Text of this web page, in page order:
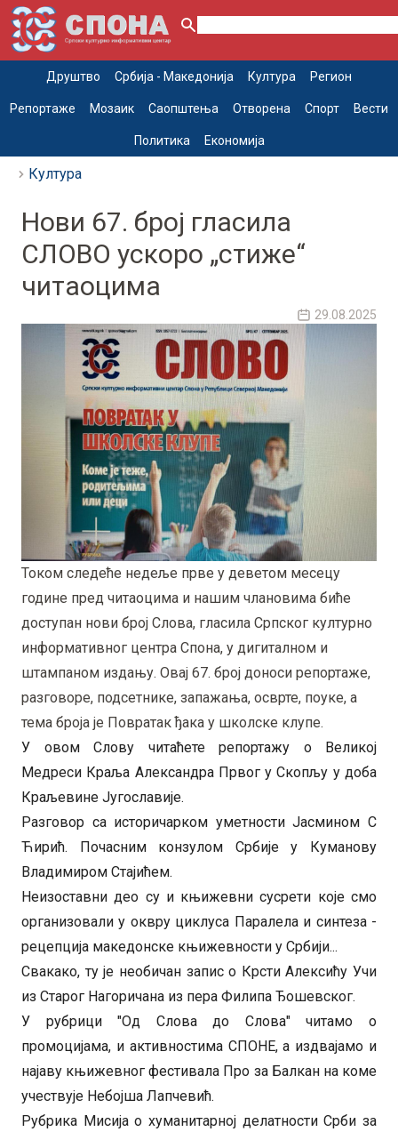
Друштво Србија - Македонија Култура Регион
Репортаже Мозаик Саопштења Отворена Спорт Вести
Политика Економија
Култура
Нови 67. број гласила
СЛОВО ускоро „стиже“
читаоцима
29.08.2025
Током следеће недеље прве у деветом месецу
године пред читаоцима и нашим члановима биће
доступан нови број Слова, гласила Српског културно
информативног центра Спона, у дигиталном и
штампаном издању. Овај 67. број доноси репортаже,
разговоре, подсетнике, запажања, осврте, поуке, а
тема броја је Повратак ђака у школске клупе.
У овом Слову читаћете репортажу о Великој
Медреси Краља Александра Првог у Скопљу у доба
Краљевине Југославије.
Разговор са историчарком уметности Јасмином С
Ћирић. Почасним конзулом Србије у Куманову
Владимиром Стајићем.
Неизоставни део су и књижевни сусрети које смо
организовали у оквру циклуса Паралела и синтеза -
рецепција македонске књижевности у Србији...
Свакако, ту је необичан запис о Крсти Алексићу Учи
из Старог Нагоричана из пера Филипа Ђошевског.
У рубрици "Од Слова до Слова" читамо о
промоцијама, и активностима СПОНЕ, а издвајамо и
најаву књижевног фестивала Про за Балкан на коме
учествује Небојша Лапчевић.
Рубрика Мисија о хуманитарној делатности Срби за